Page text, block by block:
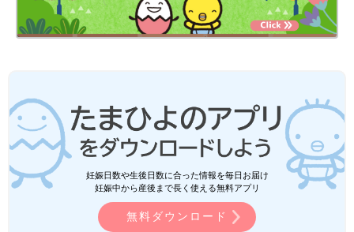
■文中のコメントは口コミサイト「ウィメンズパーク」の投稿を
妊娠日数や生後日数に合った情報を毎日お届け
妊娠中から産後まで長く使える無料アプリ
無料ダウンロード